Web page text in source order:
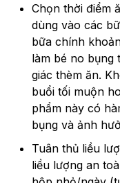
Chọn thời điểm
dùng vào các
bữa chính
làm bé no
giác thèm ăn.
buổi tối muộn
phẩm này có
bụng và ảnh
Tuân thủ liều
liều lượng an